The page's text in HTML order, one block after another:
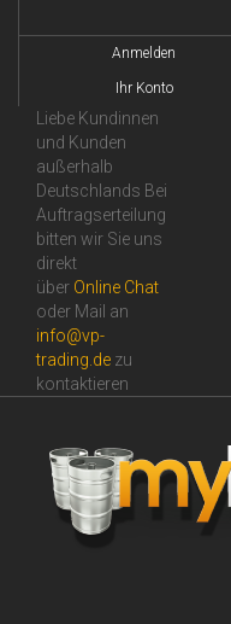
Anmelden
Ihr Konto
Liebe Kundinnen
und Kunden
außerhalb
Deutschlands Bei
Auftragserteilung
bitten wir Sie uns
direkt
über Online Сhat
oder Mail an
info@vp-
trading.de zu
kontaktieren